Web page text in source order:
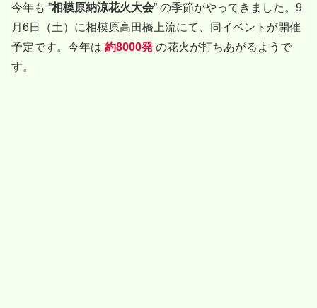
今年も ”相模原納涼花火大会” の季節がやってきました。9
月6日（土）に相模原高田橋上流にて、同イベントが開催
予定です。今年は 約8000発 の花火が打ちあがるようで
す。